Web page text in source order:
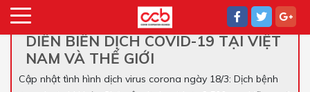
DIỄN BIẾN DỊCH COVID-19 TẠI VIỆT
NAM VÀ THẾ GIỚI
Cập nhật tình hình dịch virus corona ngày 18/3: Dịch bệnh